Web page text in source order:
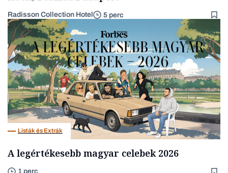
Radisson Collection Hotel 5 perc
Listák és Extrák
A legértékesebb magyar celebek 2026
1 perc